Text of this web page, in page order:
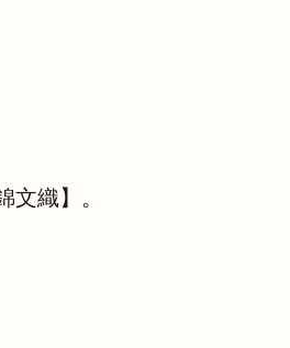
文織】。